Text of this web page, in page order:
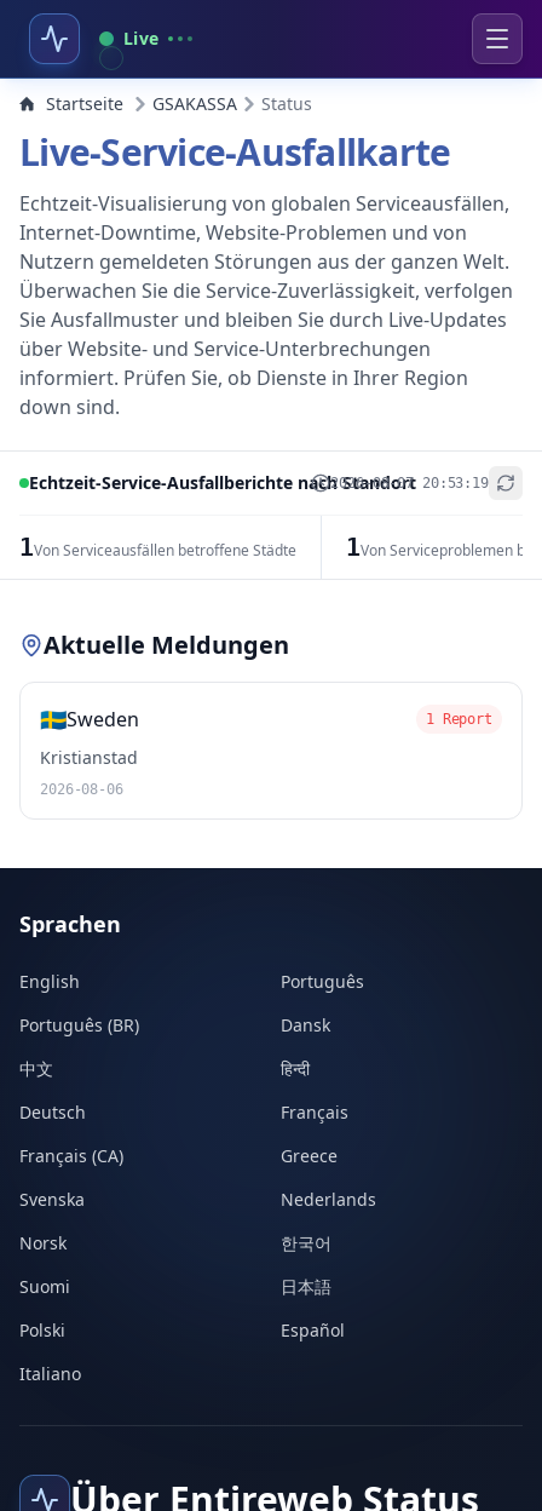
Live
Startseite GSAKASSA Status
Live-Service-Ausfallkarte
Echtzeit-Visualisierung von globalen Serviceausfällen,
Internet-Downtime, Website-Problemen und von
Nutzern gemeldeten Störungen aus der ganzen Welt.
Überwachen Sie die Service-Zuverlässigkeit, verfolgen
Sie Ausfallmuster und bleiben Sie durch Live-Updates
über Website- und Service-Unterbrechungen
informiert. Prüfen Sie, ob Dienste in Ihrer Region
down sind.
Echtzeit-Service-Ausfallberichte nach Standort
2026-08-07 20:53:19
1Von Serviceausfällen betroffene Städte 1Von Serviceproblemen
+
Aktuelle Meldungen
🇸🇪Sweden 1 Report
Kristianstad
2026-08-06
Sprachen
English
Português
Português (BR)
Dansk
中文
हिन्दी
Deutsch
Français
Français (CA)
Greece
Svenska
Nederlands
Norsk
한국어
Suomi
日本語
Polski
Español
Italiano
Über Entireweb Status